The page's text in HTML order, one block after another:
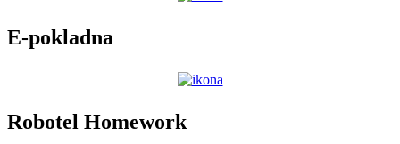
E-pokladna
Robotel Homework